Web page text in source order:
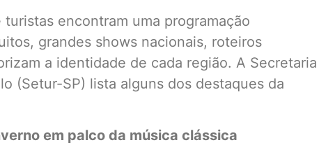
encontram uma programação
grandes shows nacionais, roteiros
a identidade de cada região. A Secretaria
(Setur-SP) lista alguns dos destaques da
em palco da música clássica